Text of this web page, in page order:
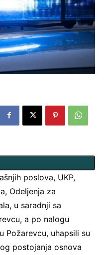
poslova, UKP,
Odeljenja za
u saradnji sa
a po nalogu
Požarevcu, uhapsili su
postojanja osnova